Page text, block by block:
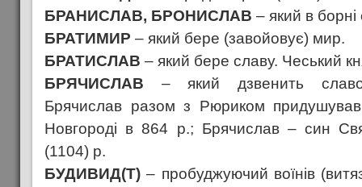
БРАНИСЛАВ, БРОНИСЛАВ – який в
БРАТИМИР – який бере (завойовує) мир.
БРАТИСЛАВ – який бере славу. Чеський
БРЯЧИСЛАВ – який дзвенить
Брячислав разом з Рюриком
Новгороді в 864 р.; Брячислав – син
(1104) р.
БУДИВИД(Т) – пробуджуючий воїнів